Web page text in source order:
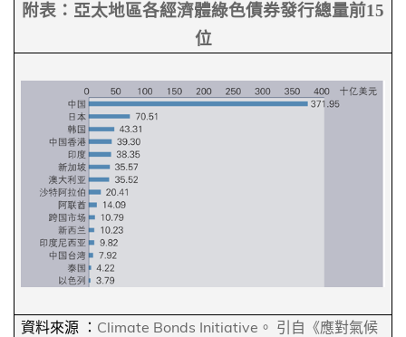
附表：亞太地區各經濟體綠色債券發行總量前15
位
資料來源 ： Climate Bonds Initiative 。 引自《應對氣候